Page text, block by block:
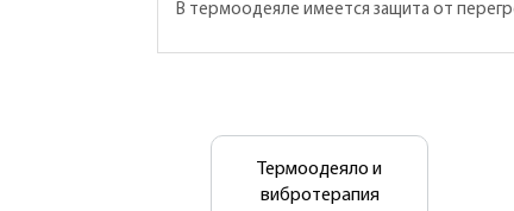
В термоодеяле имеется защита от
Термоодеяло и
вибротерапия